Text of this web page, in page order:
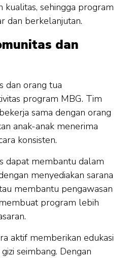
kualitas, sehingga program
dan berkelanjutan.
dan
dan orang tua
program MBG. Tim
sama dengan orang
anak-anak menerima
konsisten.
dapat membantu dalam
menyediakan sarana
membantu pengawasan
program lebih
aktif memberikan edukasi
seimbang. Dengan